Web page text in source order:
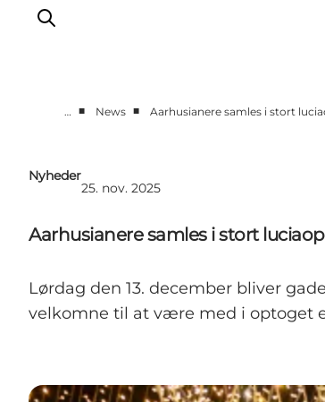
Analyser & tal
Partnersamarbejde
Presse
Om os
… ■ News ■ Aarhusianere samles i stort
Nyheder
25. nov. 2025
Aarhusianere samles i stort
Lørdag den 13. december bliver
velkomne til at være med i optoget